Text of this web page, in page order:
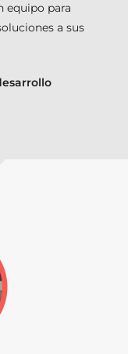
equipo para
a sus